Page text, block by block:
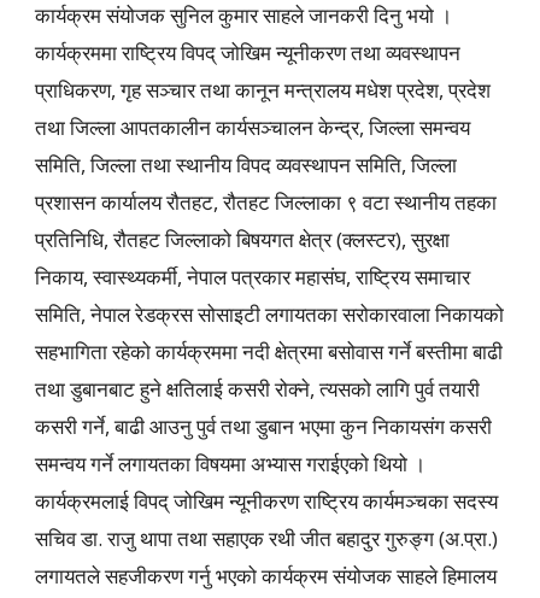
कार्यक्रम संयोजक सुनिल कुमार साहले जानकरी दिनु भयो ।
कार्यक्रममा राष्ट्रिय विपद् जोखिम न्यूनीकरण तथा व्यवस्थापन
प्राधिकरण, गृह सञ्चार तथा कानून मन्त्रालय मधेश प्रदेश, प्रदेश
तथा जिल्ला आपतकालीन कार्यसञ्चालन केन्द्र, जिल्ला समन्वय
समिति, जिल्ला तथा स्थानीय विपद व्यवस्थापन समिति, जिल्ला
प्रशासन कार्यालय रौतहट, रौतहट जिल्लाका ९ वटा स्थानीय तहका
प्रतिनिधि, रौतहट जिल्लाको बिषयगत क्षेत्र (क्लस्टर), सुरक्षा
निकाय, स्वास्थ्यकर्मी, नेपाल पत्रकार महासंघ, राष्ट्रिय समाचार
समिति, नेपाल रेडक्रस सोसाइटी लगायतका सरोकारवाला निकायको
सहभागिता रहेको कार्यक्रममा नदी क्षेत्रमा बसोवास गर्ने बस्तीमा बाढी
तथा डुबानबाट हुने क्षतिलाई कसरी रोक्ने, त्यसको लागि पुर्व तयारी
कसरी गर्ने, बाढी आउनु पुर्व तथा डुबान भएमा कुन निकायसंग कसरी
समन्वय गर्ने लगायतका विषयमा अभ्यास गराईएको थियो ।
कार्यक्रमलाई विपद् जोखिम न्यूनीकरण राष्ट्रिय कार्यमञ्चका सदस्य
सचिव डा. राजु थापा तथा सहाएक रथी जीत बहादुर गुरुङ्ग (अ.प्रा.)
लगायतले सहजीकरण गर्नु भएको कार्यक्रम संयोजक साहले हिमालय